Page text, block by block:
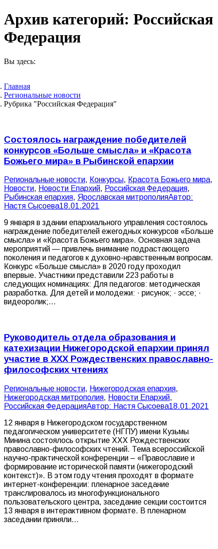
Архив категорий: Российская
Федерация
Вы здесь:
Главная
Pегиональные новости
Рубрика "Российская Федерация"
Состоялось награждение победителей
конкурсов «Больше смысла» и «Красота
Божьего мира» в Рыбинской епархии
Pегиональные новости, Конкурсы, Красота Божьего мира,
Новости, Новости Епархий, Российская Федерация,
Рыбинская епархия, Ярославская митрополияАвтор:
Настя Сысоева18.01.2021
9 января в здании епархиального управления состоялось
награждение победителей ежегодных конкурсов «Больше
смысла» и «Красота Божьего мира». Основная задача
мероприятий — привлечь внимание подрастающего
поколения и педагогов к духовно-нравственным вопросам.
Конкурс «Больше смысла» в 2020 году проходил
впервые. Участники представили 223 работы в
следующих номинациях: Для педагогов: методическая
разработка. Для детей и молодежи: · рисунок; · эссе; ·
видеоролик;…
Руководитель отдела образования и
катехизации Нижегородской епархии принял
участие в XXX Рождественских православно-
философских чтениях
Pегиональные новости, Нижегородская епархия,
Нижегородская митрополия, Новости Епархий,
Российская ФедерацияАвтор: Настя Сысоева18.01.2021
12 января в Нижегородском государственном
педагогическом университете (НГПУ) имени Кузьмы
Минина состоялось открытие XXX Рождественских
православно-философских чтений. Тема всероссийской
научно-практической конференции – «Православие и
формирование исторической памяти (нижегородский
контекст)». В этом году чтения проходят в формате
интернет-конференции: пленарное заседание
транслировалось из многофункционального
пользовательского центра, заседание секции состоится
13 января в интерактивном формате. В пленарном
заседании приняли…